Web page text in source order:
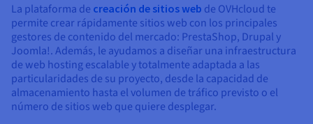
La plataforma de creación de sitios web de OVHcloud te
permite crear rápidamente sitios web con los principales
gestores de contenido del mercado: PrestaShop, Drupal y
Joomla!. Además, le ayudamos a diseñar una infraestructura
de web hosting escalable y totalmente adaptada a las
particularidades de su proyecto, desde la capacidad de
almacenamiento hasta el volumen de tráfico previsto o el
número de sitios web que quiere desplegar.